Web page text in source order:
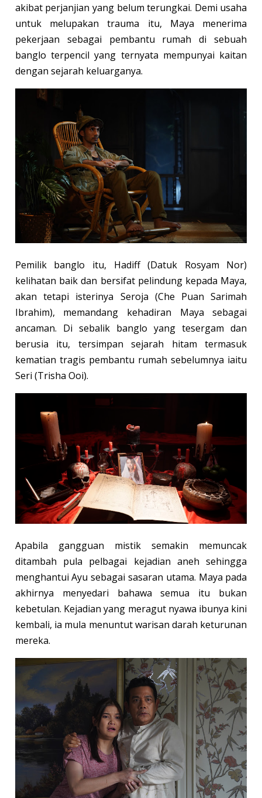
akibat perjanjian yang belum terungkai. Demi usaha
untuk melupakan trauma itu, Maya menerima
pekerjaan sebagai pembantu rumah di sebuah
banglo terpencil yang ternyata mempunyai kaitan
dengan sejarah keluarganya.
Pemilik banglo itu, Hadiff (Datuk Rosyam Nor)
kelihatan baik dan bersifat pelindung kepada Maya,
akan tetapi isterinya Seroja (Che Puan Sarimah
Ibrahim), memandang kehadiran Maya sebagai
ancaman. Di sebalik banglo yang tesergam dan
berusia itu, tersimpan sejarah hitam termasuk
kematian tragis pembantu rumah sebelumnya iaitu
Seri (Trisha Ooi).
Apabila gangguan mistik semakin memuncak
ditambah pula pelbagai kejadian aneh sehingga
menghantui Ayu sebagai sasaran utama. Maya pada
akhirnya menyedari bahawa semua itu bukan
kebetulan. Kejadian yang meragut nyawa ibunya kini
kembali, ia mula menuntut warisan darah keturunan
mereka.